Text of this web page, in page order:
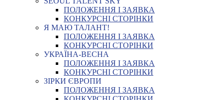
ПОЛОЖЕННЯ І ЗАЯВКА
КОНКУРСНІ СТОРІНКИ
Я МАЮ ТАЛАНТ!
ПОЛОЖЕННЯ І ЗАЯВКА
КОНКУРСНІ СТОРІНКИ
УКРАЇНА-ВЕСНА
ПОЛОЖЕННЯ І ЗАЯВКА
КОНКУРСНІ СТОРІНКИ
ЗІРКИ ЄВРОПИ
ПОЛОЖЕННЯ І ЗАЯВКА